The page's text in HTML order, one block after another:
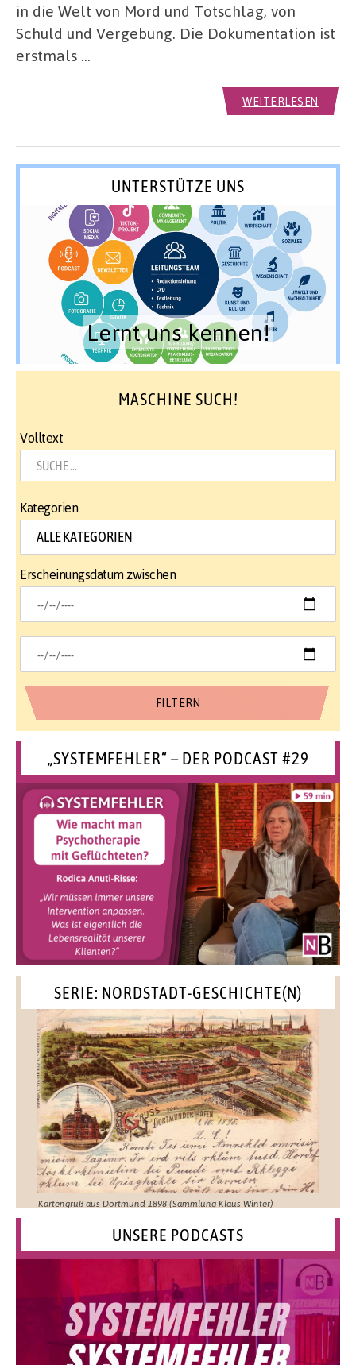
in die Welt von Mord und Totschlag, von
Schuld und Vergebung. Die Dokumentation ist
erstmals …
WEITERLESEN
UNTERSTÜTZE UNS
Lernt uns kennen!
MASCHINE SUCH!
Volltext
Kategorien
Erscheinungsdatum zwischen
„SYSTEMFEHLER“ – DER PODCAST #29
SERIE: NORDSTADT-GESCHICHTE(N)
Kartengruß aus Dortmund 1898 (Sammlung Klaus Winter)
UNSERE PODCASTS